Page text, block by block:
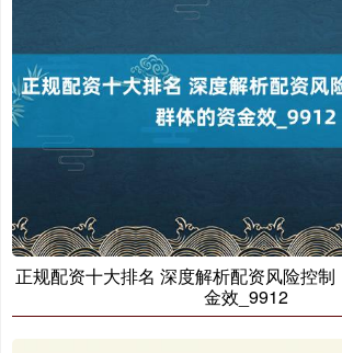
正规配资十大排名 深度解析配资风险控
金效_9912